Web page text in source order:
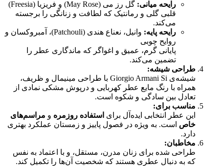
رایحه میانی: گل رز می (May Rose) و فریزیا (Freesia)
قلبی گلی و رمانتیک که لطافت و زنانگی را برجسته
می‌کند.
رایحه پایه:
وانیل، نعناع هندی (Patchouli)، آمبروکسان و
روایح چوبی
پایانی گرم، عمیق و اغواگر که ماندگاری عطر را
تضمین می‌کند.
طراحی شیشه:
شیشه‌ی Giorgio Armani Si با طراحی مینیمال و ظریف،
همراه با رنگ مایع عطر کهربایی و درپوش مشکی نمادی از
تعادل بین سادگی و شکوه است.
مناسب برای:
این عطر انتخابی ایده‌آل برای استفاده روزمره و مراسم‌های
خاص است. به ویژه در فصول پاییز و زمستان عملکرد بهتری
دارد.
مخاطبان:
طراحی شده برای زنان مدرن، مستقل، و با اعتماد به نفس
که به دنبال عطری هستند که شخصیت آن‌ها را تکمیل کند.